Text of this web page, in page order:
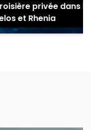
privée dans les
et Rhenia